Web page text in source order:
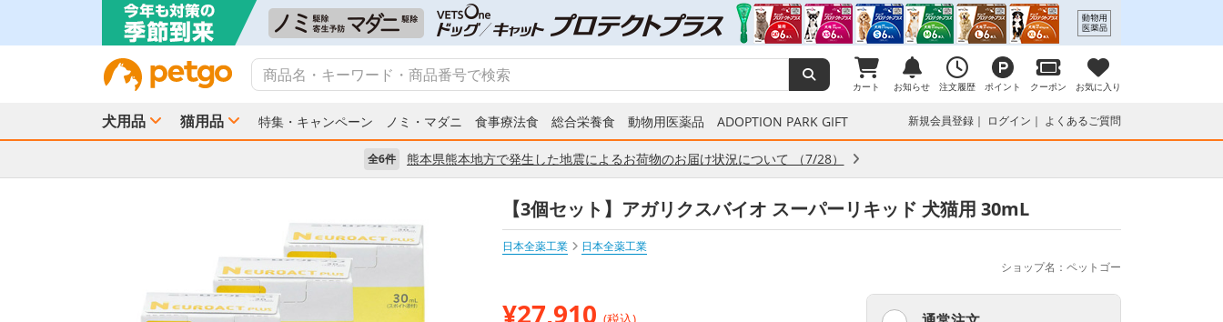
カート お知らせ 注文履歴 ポイント クーポン お気に入り
犬用品 猫用品 特集・キャンペーン ノミ・マダニ 食事療法食 総合栄養食 動物用医薬品 ADOPTION PARK GIFT 新規会員登録 ログイン よくあるご質問
全6件 熊本県熊本地方で発生した地震によるお荷物のお届け状況について （7/28）
【3個セット】アガリクスバイオ スーパーリキッド 犬猫用 30mL
日本全薬工業
日本全薬工業
ショップ名：ペットゴー
¥27,910